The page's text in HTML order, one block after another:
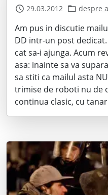
29.03.2012 despre
Am pus in discutie
DD intr-un post
cat sa-i ajunga. Acum
asa: inainte sa va
sa stiti ca mailul asta
trimise de roboti nu de
continua clasic, cu